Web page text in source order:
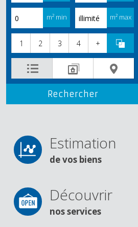
m² min m² max
1 2 3 4 +
Estimation
de vos biens
Découvrir
nos services